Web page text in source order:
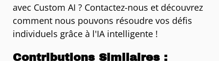
avec Custom AI ? Contactez-nous et découvrez
comment nous pouvons résoudre vos défis
individuels grâce à l'IA intelligente !
Contributions Similaires :